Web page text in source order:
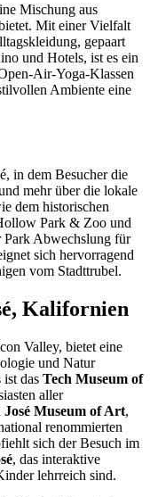
Mischung aus
Mit einer Vielfalt
gepaart
und Hotels, ist es ein
Air-Yoga-Klassen
Ambiente eine
in dem Besucher die
mehr über die lokale
dem historischen
Park & Zoo und
Park Abwechslung für
sich hervorragend
vom Stadttrubel.
Kalifornien
Valley, bietet eine
und Natur
das Tech Museum of
aller
José Museum of Art,
renommierten
sich der Besuch im
, das interaktive
lehrreich sind.